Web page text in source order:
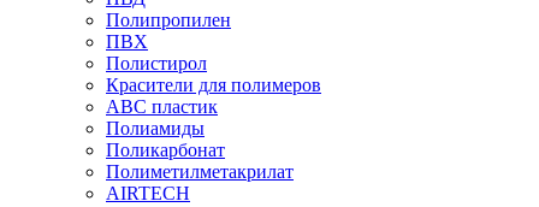
Полипропилен
ПВХ
Полистирол
Красители для полимеров
АВС пластик
Полиамиды
Поликарбонат
Полиметилметакрилат
AIRTECH